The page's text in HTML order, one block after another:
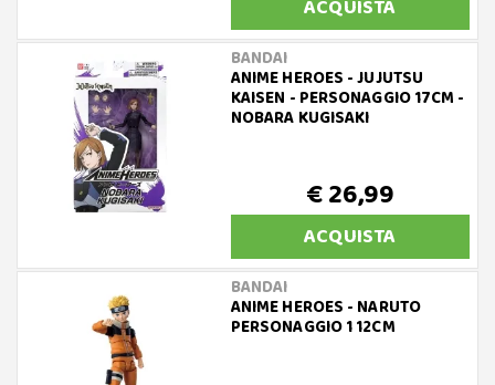
ACQUISTA
BANDAI
ANIME HEROES - JUJUTSU
KAISEN - PERSONAGGIO 17CM -
NOBARA KUGISAKI
€ 26,99
ACQUISTA
BANDAI
ANIME HEROES - NARUTO
PERSONAGGIO 1 12CM